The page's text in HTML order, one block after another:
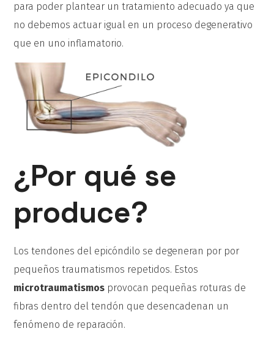
para poder plantear un tratamiento adecuado ya que
no debemos actuar igual en un proceso degenerativo
que en uno inflamatorio.
¿Por qué se
produce?
Los tendones del epicóndilo se degeneran por por
pequeños traumatismos repetidos. Estos
microtraumatismos provocan pequeñas roturas de
fibras dentro del tendón que desencadenan un
fenómeno de reparación.